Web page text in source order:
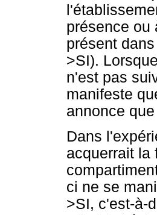
présence ou
présent
>SI).
n'est pas
manifeste
annonce
Dans
acquerrait la
ci ne se
>SI, c'est-à-